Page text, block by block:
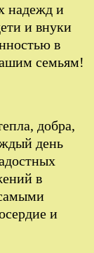
надежд и
и внуки
в
семьям!
добра,
день
в
и